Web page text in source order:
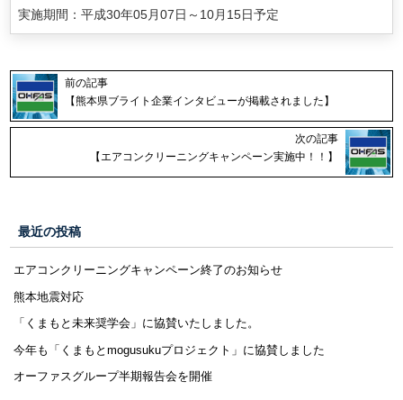
実施期間：平成30年05月07日～10月15日予定
前の記事
【熊本県ブライト企業インタビューが掲載されました】
次の記事
【エアコンクリーニングキャンペーン実施中！！】
最近の投稿
エアコンクリーニングキャンペーン終了のお知らせ
熊本地震対応
「くまもと未来奨学会」に協賛いたしました。
今年も「くまもとmogusukuプロジェクト」に協賛しました
オーファスグループ半期報告会を開催